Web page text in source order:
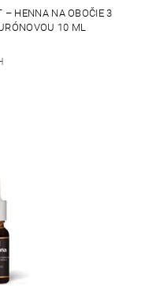
– HENNA NA OBOČIE 3
10 ML